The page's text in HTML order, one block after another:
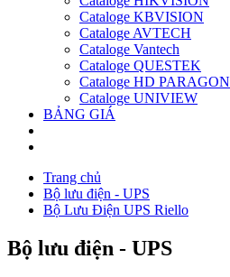
Cataloge KBVISION
Cataloge AVTECH
Cataloge Vantech
Cataloge QUESTEK
Cataloge HD PARAGON
Cataloge UNIVIEW
BẢNG GIÁ
Trang chủ
Bộ lưu điện - UPS
Bộ Lưu Điện UPS Riello
Bộ lưu điện - UPS